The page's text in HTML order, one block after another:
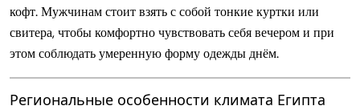
кофт. Мужчинам стоит взять с собой тонкие куртки или
свитера, чтобы комфортно чувствовать себя вечером и при
этом соблюдать умеренную форму одежды днём.
Региональные особенности климата Египта